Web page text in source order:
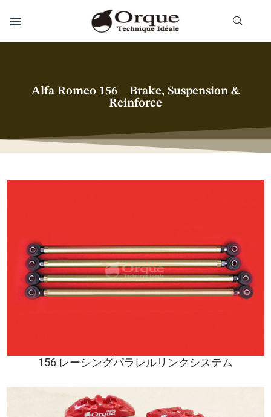
Alfa Romeo 156 Brake, Suspension &
Reinforce
156 レーシングパラレルリンクシステム